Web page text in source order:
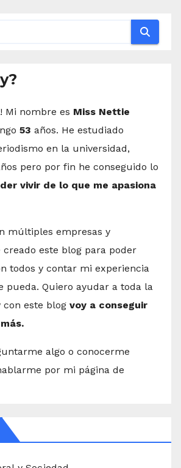
Mi nombre es Miss Nettie
53 años. He estudiado
en la universidad,
pero por fin he conseguido lo
vivir de lo que me apasiona
múltiples empresas y
creado este blog para poder
todos y contar mi experiencia
pueda. Quiero ayudar a toda la
con este blog voy a conseguir
algo o conocerme
por mi página de